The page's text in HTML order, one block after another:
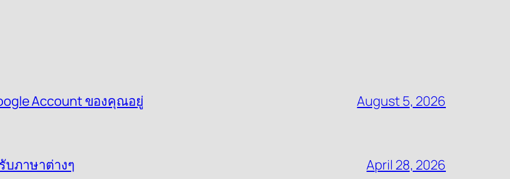
Account ของคุณอยู่ August 5, 2026
บภาษาต่างๆ April 28, 2026